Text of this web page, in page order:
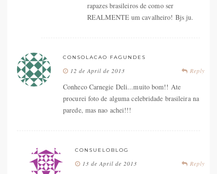
rapazes brasileiros de como ser
REALMENTE um cavalheiro! Bjs ju.
CONSOLACAO FAGUNDES
Reply
12 de April de 2013
Conheco Carnegie Deli...muito bom!! Ate
procurei foto de alguma celebridade brasileira na
parede, mas nao achei!!!
CONSUELOBLOG
Reply
13 de April de 2013